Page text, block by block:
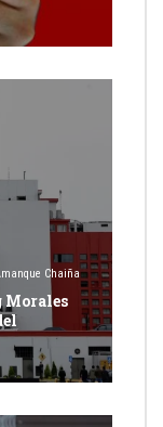
Chaiña
Morales